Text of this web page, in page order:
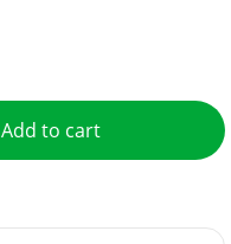
Add to cart